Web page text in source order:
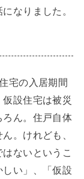
なりました。
宅の入居期間
設住宅は被災
ん。住戸自体
。けれども、
ないというこ
い」、「仮設